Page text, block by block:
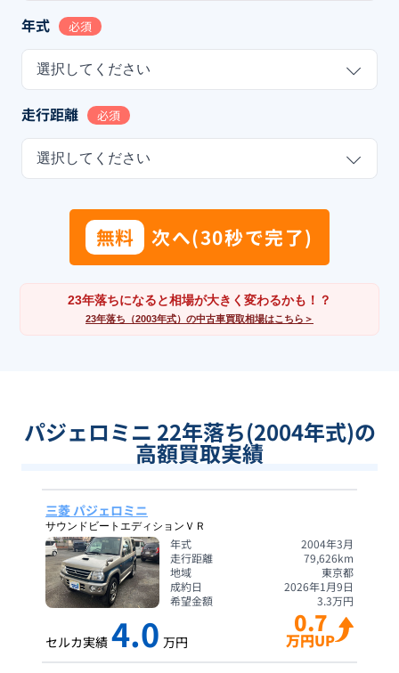
年式 必須
選択してください
走行距離 必須
選択してください
無料 次へ(30秒で完了)
23年落ちになると相場が大きく変わるかも！？
23年落ち（2003年式）の中古車買取相場はこちら＞
パジェロミニ 22年落ち(2004年式)の
高額買取実績
三菱 パジェロミニ
サウンドビートエディションＶＲ
年式
2004年3月
走行距離
79,626km
地域
東京都
成約日
2026年1月9日
希望金額
3.3万円
セルカ実績 4.0 万円
0.7
万円UP